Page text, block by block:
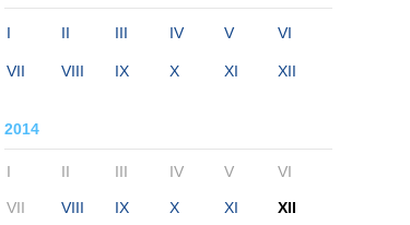
I II III IV V VI
VII VIII IX X XI XII
2014
I II III IV V VI
VII VIII IX X XI XII